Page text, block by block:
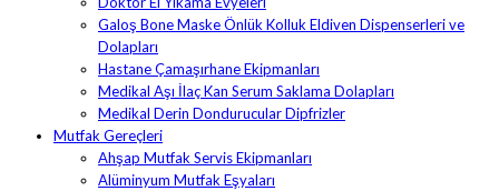
Galoş Bone Maske Önlük Kolluk Eldiven Dispenserleri ve
Dolapları
Hastane Çamaşırhane Ekipmanları
Medikal Aşı İlaç Kan Serum Saklama Dolapları
Medikal Derin Dondurucular Dipfrizler
Mutfak Gereçleri
Ahşap Mutfak Servis Ekipmanları
Alüminyum Mutfak Eşyaları